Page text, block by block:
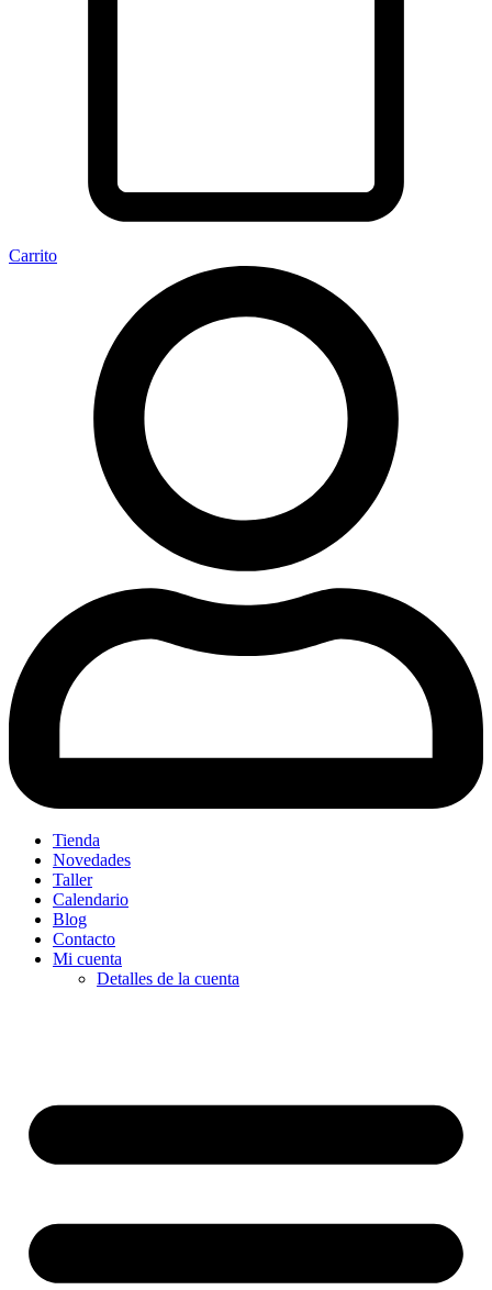
Carrito
Tienda
Novedades
Taller
Calendario
Blog
Contacto
Mi cuenta
Detalles de la cuenta